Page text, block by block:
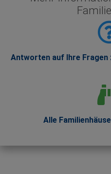
Antworten auf Ihre Fragen
Alle